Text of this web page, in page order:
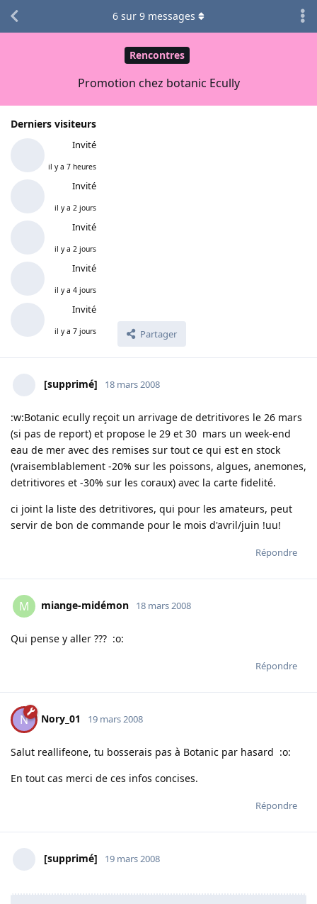
Rencontres
Promotion chez botanic Ecully
Derniers visiteurs
Invité
il y a 7 heures
Invité
il y a 2 jours
Invité
il y a 2 jours
Invité
il y a 4 jours
Invité
il y a 7 jours Partager
6 sur 9 messages
[supprimé] 18 mars 2008
:w:Botanic ecully reçoit un arrivage de detritivores le 26 mars
(si pas de report) et propose le 29 et 30 mars un week-end
eau de mer avec des remises sur tout ce qui est en stock
(vraisemblablement -20% sur les poissons, algues, anemones,
detritivores et -30% sur les coraux) avec la carte fidelité.
ci joint la liste des detritivores, qui pour les amateurs, peut
servir de bon de commande pour le mois d'avril/juin !uu!
Répondre
M miange-midémon 18 mars 2008
Qui pense y aller ??? :o:
Répondre
N Nory_01 19 mars 2008
Salut reallifeone, tu bosserais pas à Botanic par hasard :o:
En tout cas merci de ces infos concises.
Répondre
[supprimé] 19 mars 2008